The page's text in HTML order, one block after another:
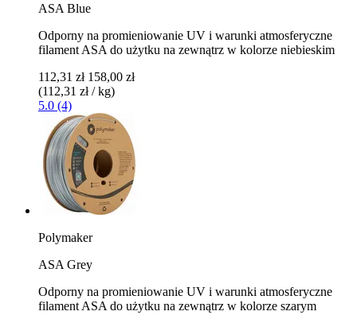
ASA Blue
Odporny na promieniowanie UV i warunki atmosferyczne
filament ASA do użytku na zewnątrz w kolorze niebieskim
112,31 zł 158,00 zł
(112,31 zł / kg)
5.0 (4)
Polymaker
ASA Grey
Odporny na promieniowanie UV i warunki atmosferyczne
filament ASA do użytku na zewnątrz w kolorze szarym